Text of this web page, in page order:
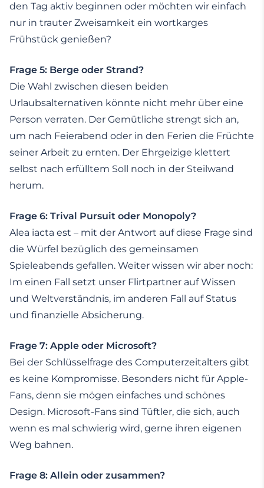
den Tag aktiv beginnen oder möchten wir einfach
nur in trauter Zweisamkeit ein wortkarges
Frühstück genießen?
Frage 5: Berge oder Strand?
Die Wahl zwischen diesen beiden
Urlaubsalternativen könnte nicht mehr über eine
Person verraten. Der Gemütliche strengt sich an,
um nach Feierabend oder in den Ferien die Früchte
seiner Arbeit zu ernten. Der Ehrgeizige klettert
selbst nach erfülltem Soll noch in der Steilwand
herum.
Frage 6: Trival Pursuit oder Monopoly?
Alea iacta est – mit der Antwort auf diese Frage sind
die Würfel bezüglich des gemeinsamen
Spieleabends gefallen. Weiter wissen wir aber noch:
Im einen Fall setzt unser Flirtpartner auf Wissen
und Weltverständnis, im anderen Fall auf Status
und finanzielle Absicherung.
Frage 7: Apple oder Microsoft?
Bei der Schlüsselfrage des Computerzeitalters gibt
es keine Kompromisse. Besonders nicht für Apple-
Fans, denn sie mögen einfaches und schönes
Design. Microsoft-Fans sind Tüftler, die sich, auch
wenn es mal schwierig wird, gerne ihren eigenen
Weg bahnen.
Frage 8: Allein oder zusammen?